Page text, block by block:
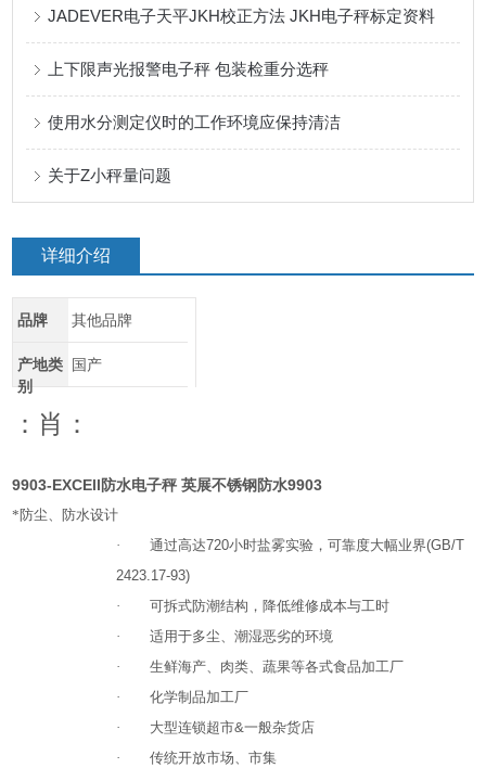
JADEVER电子天平JKH校正方法 JKH电子秤标定资料
上下限声光报警电子秤 包装检重分选秤
使用水分测定仪时的工作环境应保持清洁
关于Z小秤量问题
详细介绍
品牌 其他品牌
产地类
别
国产
：肖：
9903-EXCEll防水电子秤 英展不锈钢防水9903
*防尘、防水设计
·通过高达720小时盐雾实验，可靠度大幅业界(GB/T
2423.17-93)
·可拆式防潮结构，降低维修成本与工时
·适用于多尘、潮湿恶劣的环境
·生鲜海产、肉类、蔬果等各式食品加工厂
·化学制品加工厂
· 大型连锁超市&一般杂货店
·传统开放市场、市集